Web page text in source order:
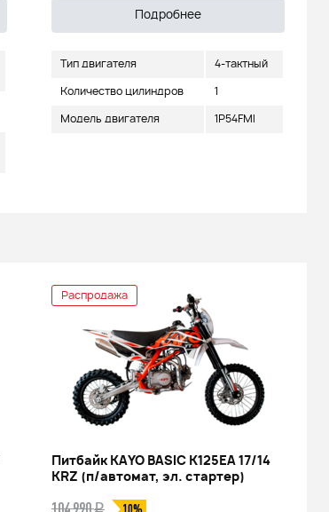
Подробнее
Тип двигателя 4-тактный
Количество цилиндров 1
Модель двигателя 1P54FMI
Распродажа
Питбайк KAYO BASIC K125EA 17/14
KRZ (п/автомат, эл. стартер)
104 990q